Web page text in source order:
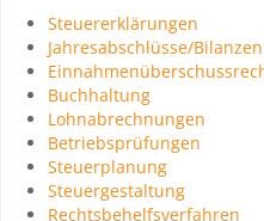
Steuererklärungen
Jahresabschlüsse/Bilanzen
Buchhaltung
Lohnabrechnungen
Betriebsprüfungen
Steuerplanung
Steuergestaltung
Rechtsbehelfsverfahren